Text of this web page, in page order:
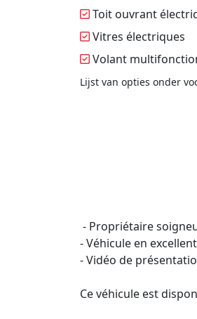
Toit ouvrant
Vitres électriques
Volant
Lijst van opties onder
- Véhicule en
- Vidéo de
Ce véhicule est